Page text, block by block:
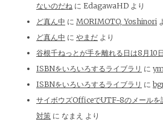
ないのだね に EdagawaHD より
ど真ん中 に MORIMOTO, Yoshinori
ど真ん中 に やまだ より
谷根千ねっとが手を離れる日は8月10日
ISBNをいろいろするライブラリ に
ISBNをいろいろするライブラリ に
サイボウズOfficeでUTF-8のメールを
対策 に なまえ より